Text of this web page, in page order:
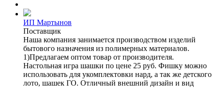
ИП Мартынов
Поставщик
Наша компания занимается производством изделий
бытового назначения из полимерных материалов.
1)Предлагаем оптом товар от производителя.
Настольная игра шашки по цене 25 руб. Фишку можно
использовать для укомплектовки нард, а так же детского
лото, шашек ГО. Отличный внешний дизайн и вид